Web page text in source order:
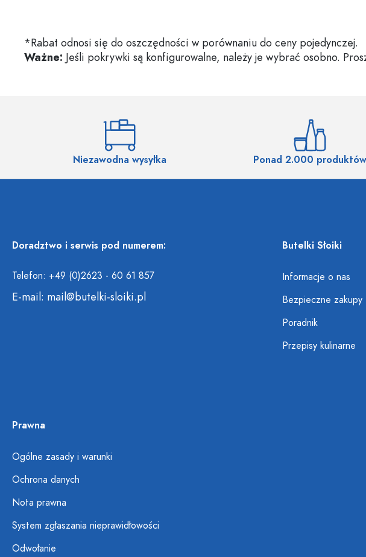
*Rabat odnosi się do oszczędności w porównaniu do ceny pojedynczej.
Ważne: Jeśli pokrywki są konfigurowalne, należy je wybrać osobno.
Niezawodna wysyłka Ponad 2.000 produktów
Doradztwo i serwis pod numerem:
Telefon: +49 (0)2623 - 60 61 857
E-mail: mail@butelki-sloiki.pl
Butelki Słoiki
Informacje o nas
Bezpieczne zakupy
Poradnik
Przepisy kulinarne
Prawna
Ogólne zasady i warunki
Ochrona danych
Nota prawna
System zgłaszania nieprawidłowości
Odwołanie